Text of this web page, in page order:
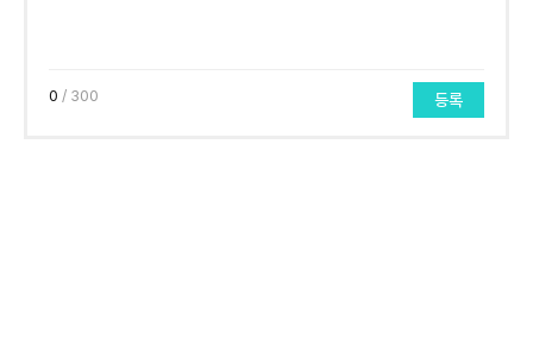
0 / 300 등록